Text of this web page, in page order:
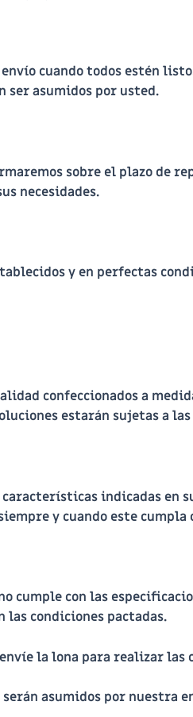
cuando todos estén
ser asumidos por usted.
sobre el plazo de
necesidades.
y en perfectas
confeccionados a
estarán sujetas a
indicadas en
y cuando este
cumple con las
las condiciones pactadas.
la lona para realizar las
asumidos por nuestra